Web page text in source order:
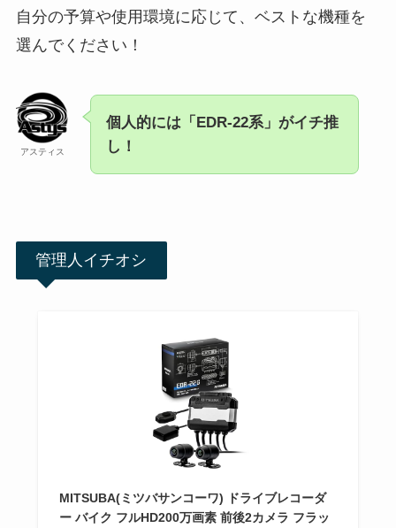
自分の予算や使用環境に応じて、ベストな機種を
選んでください！
アスティス
個人的には「EDR-22系」がイチ推
し！
管理人イチオシ
MITSUBA(ミツバサンコーワ) ドライブレコーダ
ー バイク フルHD200万画素 前後2カメラ フラッ